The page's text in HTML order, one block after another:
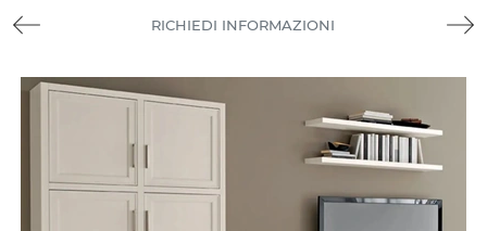
RICHIEDI INFORMAZIONI